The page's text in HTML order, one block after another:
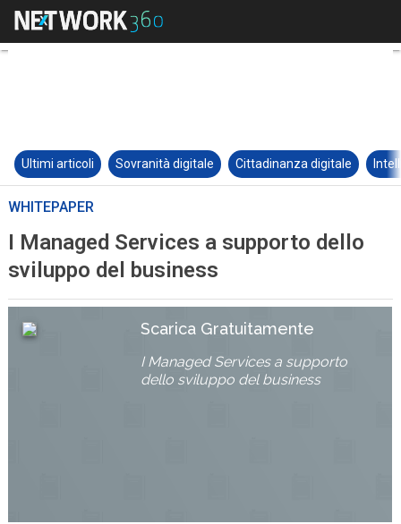
Ultimi articoli Sovranità digitale Cittadinanza digitale
WHITEPAPER
I Managed Services a supporto dello
sviluppo del business
Scarica Gratuitamente
I Managed Services a supporto
dello sviluppo del business